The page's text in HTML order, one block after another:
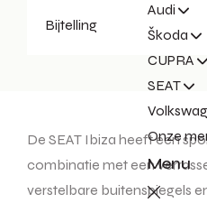
Audi
Škoda
CUPRA
SEAT
Onze
Menu
Bijtelling
De SEAT Ibiza heeft een
combinatie met een
verstelbare buitenspiegels